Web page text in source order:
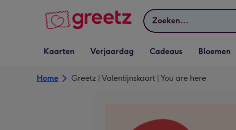
Zoeken
Vervolgkeuzelijst
Kaarten openen
Kaarten
Vervolgkeuzelijst
Verjaardag openen
Verjaardag
Vervolgkeuzelijst
Cadeaus openen
Cadeaus
Vervolgkeuzelijst
Bloemen openen
Bloemen
Home Greetz | Valentijnskaart | You are here